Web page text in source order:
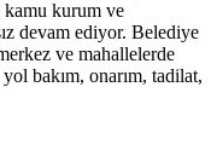
kamu kurum ve
devam ediyor. Belediye
ve mahallelerde
bakım, onarım, tadilat,